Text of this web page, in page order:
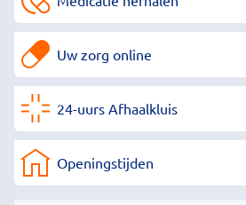
Uw zorg online
24-uurs Afhaalkluis
Openingstijden